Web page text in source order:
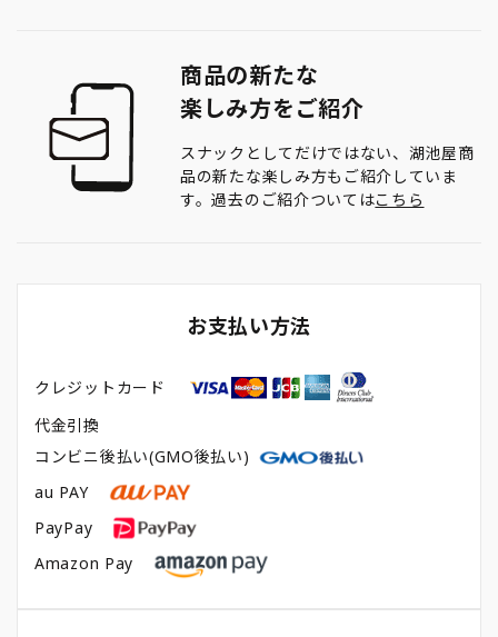
商品の新たな
楽しみ方をご紹介
スナックとしてだけではない、湖池屋商
品の新たな楽しみ方もご紹介していま
す。過去のご紹介ついてはこちら
お支払い方法
クレジットカード
代金引換
コンビニ後払い(GMO後払い)
au PAY
PayPay
Amazon Pay